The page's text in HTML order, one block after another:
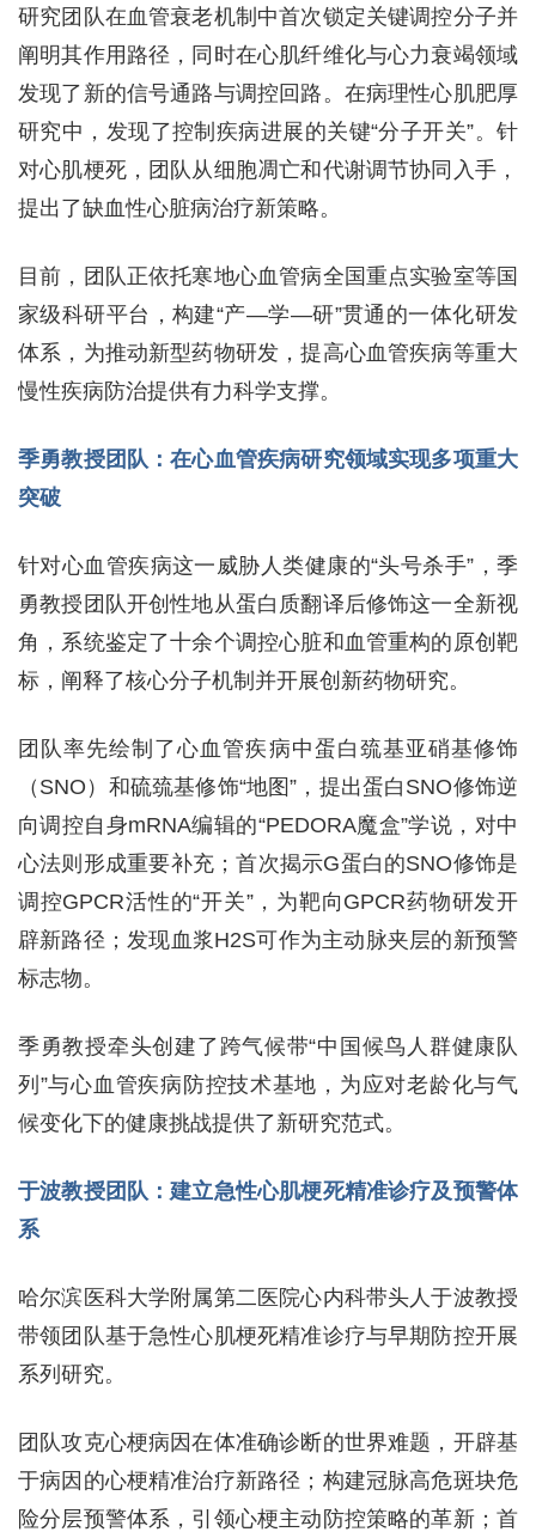
研究团队在血管衰老机制中首次锁定关键调控分子并
阐明其作用路径，同时在心肌纤维化与心力衰竭领域
发现了新的信号通路与调控回路。在病理性心肌肥厚
研究中，发现了控制疾病进展的关键“分子开关”。针
对心肌梗死，团队从细胞凋亡和代谢调节协同入手，
提出了缺血性心脏病治疗新策略。
目前，团队正依托寒地心血管病全国重点实验室等国
家级科研平台，构建“产—学—研”贯通的一体化研发
体系，为推动新型药物研发，提高心血管疾病等重大
慢性疾病防治提供有力科学支撑。
季勇教授团队：在心血管疾病研究领域实现多项重大
突破
针对心血管疾病这一威胁人类健康的“头号杀手”，季
勇教授团队开创性地从蛋白质翻译后修饰这一全新视
角，系统鉴定了十余个调控心脏和血管重构的原创靶
标，阐释了核心分子机制并开展创新药物研究。
团队率先绘制了心血管疾病中蛋白巯基亚硝基修饰
（SNO）和硫巯基修饰“地图”，提出蛋白SNO修饰逆
向调控自身mRNA编辑的“PEDORA魔盒”学说，对中
心法则形成重要补充；首次揭示G蛋白的SNO修饰是
调控GPCR活性的“开关”，为靶向GPCR药物研发开
辟新路径；发现血浆H2S可作为主动脉夹层的新预警
标志物。
季勇教授牵头创建了跨气候带“中国候鸟人群健康队
列”与心血管疾病防控技术基地，为应对老龄化与气
候变化下的健康挑战提供了新研究范式。
于波教授团队：建立急性心肌梗死精准诊疗及预警体
系
哈尔滨医科大学附属第二医院心内科带头人于波教授
带领团队基于急性心肌梗死精准诊疗与早期防控开展
系列研究。
团队攻克心梗病因在体准确诊断的世界难题，开辟基
于病因的心梗精准治疗新路径；构建冠脉高危斑块危
险分层预警体系，引领心梗主动防控策略的革新；首